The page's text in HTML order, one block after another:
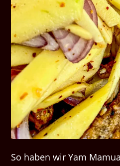
So haben wir Yam